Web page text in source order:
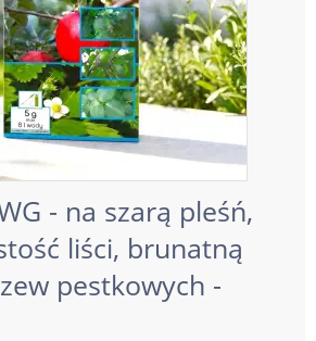
- na szarą pleśń,
liści, brunatną
pestkowych -